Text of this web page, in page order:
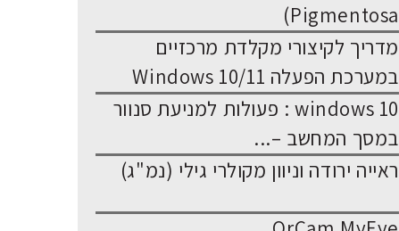
Pigmentosa)
מדריך לקיצורי מקלדת מרכזיים
במערכת הפעלה Windows 10/11
windows 10 : פעולות למניעת סנוור
במסך המחשב –...
ראייה ירודה וניוון מקולרי גילי (נמ"ג)